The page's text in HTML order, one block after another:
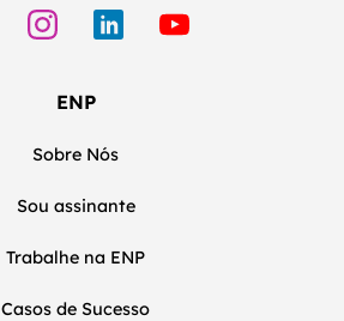
ENP
Sobre Nós
Sou assinante
Trabalhe na ENP
Casos de Sucesso